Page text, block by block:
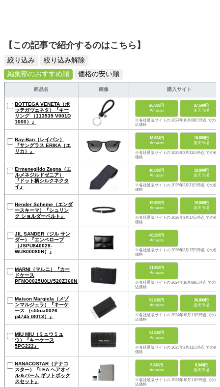
【この記事で紹介するのはこちら】
絞り込み
絞り込み解除
編集部のおすすめ順
価格の安い順
商品名 画像 購入サイト
BOTTEGA VENETA（ボ
ッテガヴェネタ）『キー
リング （113539 V001D
1000）』
26,500円
Amazon
27,500円
楽天市場
※各社通販サイトの 2024年10月09日時点 での税
込価格
Ray-Ban（レイバン）
『サングラス ERIKA（エ
リカ）』
18,634円
Amazon
16,800円
楽天市場
※各社通販サイトの 2025年3月31日時点 での税
価格
Ermenegildo Zegna（エ
ルメネジルドゼニア）
『ドット柄シルクネクタ
イ』
18,699円
Amazon
18,800円
楽天市場
※各社通販サイトの 2025年3月31日時点 での税
価格
Hender Scheme（エンダ
ースキーマ）『シュリン
ク ショルダーベルト』
19,800円
Amazon
19,800円
楽天市場
※各社通販サイトの 2026年3月17日時点 での税
価格
JIL SANDER（ジル サン
ダー）『エンベロープ
（JSPU840029-
WUS00080N）』
48,258円
Amazon
※各社通販サイトの 2026年3月17日時点 での税
価格
MARNI（マルニ）『カー
ドケース
PFMO0025U0LV520Z360N』
31,800円
Amazon
※各社通販サイトの 2024年10月09日時点 での税
込価格
Maison Margiela（メゾ
ンマルジェラ）『キーケ
ース （s55ua0026
p4745 t8013）』
52,818円
Amazon
36,800円
楽天市場
※各社通販サイトの 2024年10月11日時点 での税
込価格
MIU MIU（ミュウミュ
ウ）『キーケース
5PG222』
54,528円
Amazon
※各社通販サイトの 2025年3月31日時点 での税
価格
NANACOSTAR（ナナコ
スター）『LEA ヘアオイ
ル＆バーム ギフトボック
スセット』
5,340円
Amazon
5,340円
楽天市場
※各社通販サイトの 2024年10月11日時点 での税
込価格